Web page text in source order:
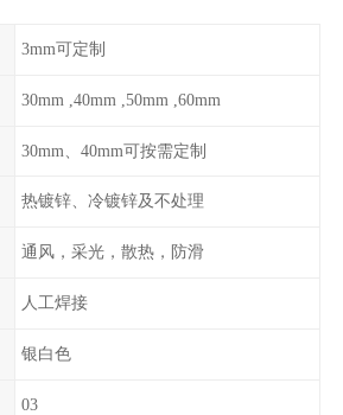
3mm可定制
30mm ,40mm ,50mm ,60mm
30mm、40mm可按需定制
热镀锌、冷镀锌及不处理
通风，采光，散热，防滑
人工焊接
银白色
03